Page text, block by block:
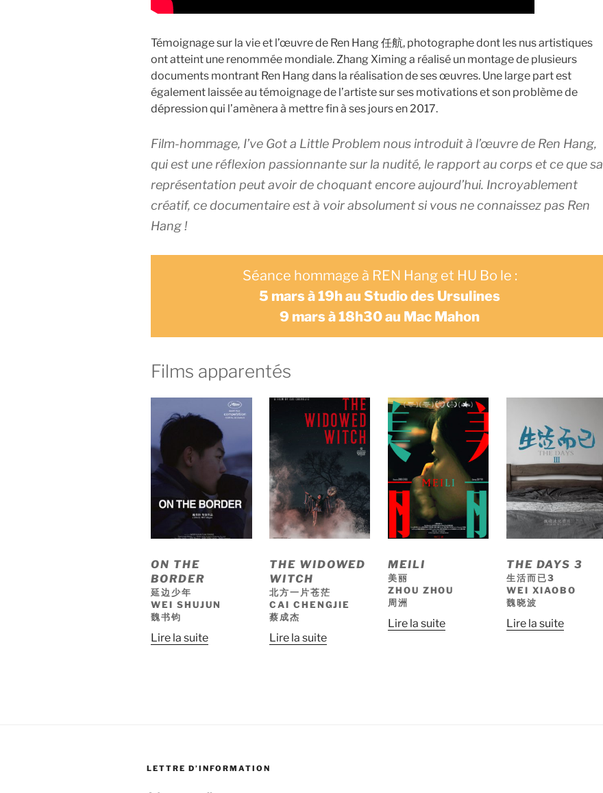
Témoignage sur la vie et l’œuvre de Ren Hang 任航, photographe dont les nus artistiques
ont atteint une renommée mondiale. Zhang Ximing a réalisé un montage de plusieurs
documents montrant Ren Hang dans la réalisation de ses œuvres. Une large part est
également laissée au témoignage de l’artiste sur ses motivations et son problème de
dépression qui l’amènera à mettre fin à ses jours en 2017.
Film-hommage, I’ve Got a Little Problem nous introduit à l’œuvre de Ren Hang,
qui est une réflexion passionnante sur la nudité, le rapport au corps et ce que sa
représentation peut avoir de choquant encore aujourd’hui. Incroyablement
créatif, ce documentaire est à voir absolument si vous ne connaissez pas Ren
Hang !
Séance hommage à REN Hang et HU Bo le :
5 mars à 19h au Studio des Ursulines
9 mars à 18h30 au Mac Mahon
Films apparentés
ON THE
BORDER
延边少年
WEI SHUJUN
魏书钧
Lire la suite
THE WIDOWED
WITCH
北方一片苍茫
CAI CHENGJIE
蔡成杰
Lire la suite
MEILI
美丽
ZHOU ZHOU
周洲
Lire la suite
THE DAYS 3
生活而已3
WEI XIAOBO
魏晓波
Lire la suite
LETTRE D’INFORMATION